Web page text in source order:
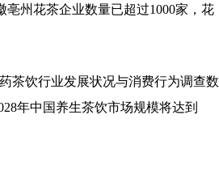
州花茶企业数量已超过1000家，花
茶饮行业发展状况与消费行为调查数
年中国养生茶饮市场规模将达到